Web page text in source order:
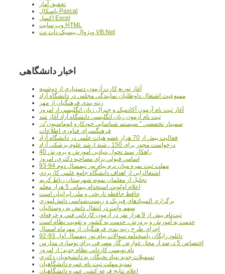
تحقيق آمار
پاسکال Pascal
اکسل Excel
وب سايت HTML
ويژوال بيسيک دات نت VB.Net
اخبار دانشگاهی
آغاز توزيع کارت آزمون دستياري از دوشنبه
ممنوعيت اشتغال داوطلبان نمايندگي مجلس در دانشگاه آزاد
رتبه بندي فرهنگيان از مهر
آغاز ثبت نام آزمون آکادميک و جنرال زبان انگليسي از امروز
ثبت نام آزمون زبان انگليسي دانشگاه آزاد آغاز شد
سمينار تخصصي " سيستم شناسايي خودکارو اتوماسيون"در
فرهنگسراي فناوري اطلاعات
فعاليت بيش از 70 هزار عضو هيات علمي در دانشگاه آزاد
درخواست مجوز براي 150 رشته ارشد علوم پزشکي آزاد
40 راهکار سند تحول بنيادين آموزش و پرورش
اسامي قبولي براي مصاحبه دکتري، امروز
مهلت ثبت نمره میان ترم پیام نور نیمسال دوم 94-93
اشتغالزايي از اهداف دانشگاه جامع علمي کاربردي
تجليل از معلمان نمونه شهرستان رباط کريم
اعلام اولويت استخدام پيماني 5 هزار معلم
حافظ حافظه تاريخي و ملي ايرانيان است
برگزاري المپيادهاي فيزيک و زيست‌شناسي دانش‌آموزي
سهم وانت در انتقال دانش به روستائيان
ثبت‌نام بيش از 9 هزار نفر در آزمون کارداني فني و حرفه‌اي
خدمت به آموزش و پرورش، خدمت به کشور و تقويت نظام است
اجراي طرح رتبه بندي فرهنگيان از مهرماه امسال
دانلود رایگان پاسخنامه سوالات پیام نور نیمسال اول 93-92
اختصاص 5 درصد از محل عوارض گاز مصرفي براي نوسازي مدارس
نام نويسي کارداني نظام جديد؛ از امروز
تسهيلات جديد بنياد نخبگان به دانشجويان دکتري
تمديد مهلت ثبت نام عمره دانشگاهيان
اعلام نتايج قرعه کشي عمره دانشگاهيان